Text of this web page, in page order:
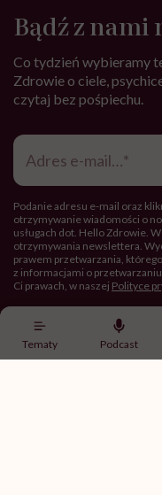
Tematy Podcast
Bądź z nami
Co tydzień wybieramy
Zdrowie o ciele,
czytaj bez pośpiechu.
Adres
mail*
Podanie adresu e-mail oraz
otrzymywanie wiadomości o
usługach dot. Hello Zdrowie.
otrzymywania newslettera.
prawem przetwarzania,
z informacjami o
Ci prawach, w naszej Polityce
Zapisz się